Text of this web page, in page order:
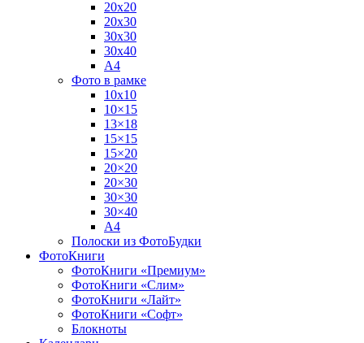
20х20
20х30
30х30
30х40
А4
Фото в рамке
10х10
10×15
13×18
15×15
15×20
20×20
20×30
30×30
30×40
A4
Полоски из ФотоБудки
ФотоКниги
ФотоКниги «Премиум»
ФотоКниги «Слим»
ФотоКниги «Лайт»
ФотоКниги «Софт»
Блокноты